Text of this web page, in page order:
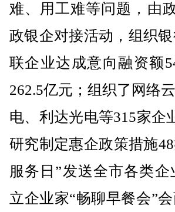
难、用工难等问题，由
政银企对接活动，组织
联企业达成意向融资额
262.5亿元；组织了网络
电、利达光电等315家企
研究制定惠企政策措施
服务日”发送全市各类
立企业家“畅聊早餐会”